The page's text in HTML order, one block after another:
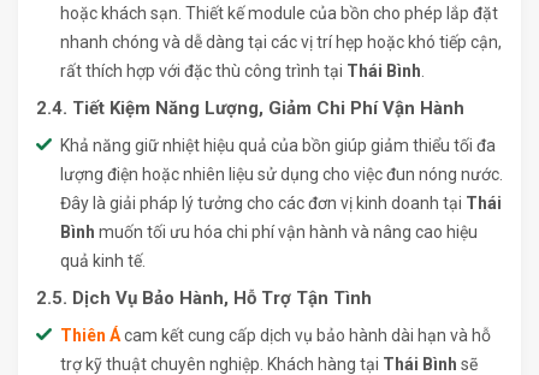
hoặc khách sạn. Thiết kế module của bồn cho phép lắp đặt
nhanh chóng và dễ dàng tại các vị trí hẹp hoặc khó tiếp cận,
rất thích hợp với đặc thù công trình tại Thái Bình
2.4. Tiết Kiệm Năng Lượng, Giảm Chi Phí Vận Hành
Khả năng giữ nhiệt hiệu quả của bồn giúp giảm thiểu tối đa
lượng điện hoặc nhiên liệu sử dụng cho việc đun nóng nước.
Đây là giải pháp lý tưởng cho các đơn vị kinh doanh tại Thái
Bình muốn tối ưu hóa chi phí vận hành và nâng cao hiệu
quả kinh tế.
2.5. Dịch Vụ Bảo Hành, Hỗ Trợ Tận Tình
Thiên Ácam kết cung cấp dịch vụ bảo hành dài hạn và hỗ
trợ kỹ thuật chuyên nghiệp. Khách hàng tại Thái Bình sẽ